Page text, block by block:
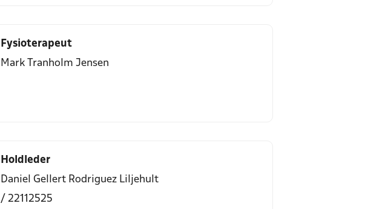
Fysioterapeut
Mark Tranholm Jensen
Holdleder
Daniel Gellert Rodriguez Liljehult
/ 22112525